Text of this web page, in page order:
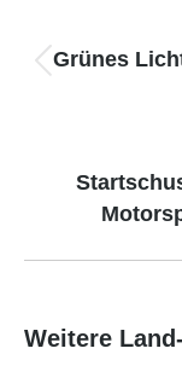
Grünes
Weitere